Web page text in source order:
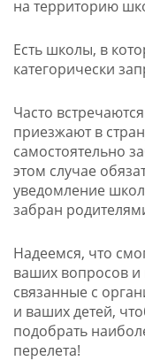
на территорию
Есть школы, в
категорически
Часто
приезжают в
самостоятельно
этом случае
уведомление
забран
Надеемся, что
ваших вопросов и
связанные с
и ваших детей,
подобрать
перелета!